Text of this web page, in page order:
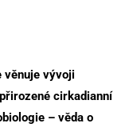
věnuje vývoji
cirkadianní
– věda o